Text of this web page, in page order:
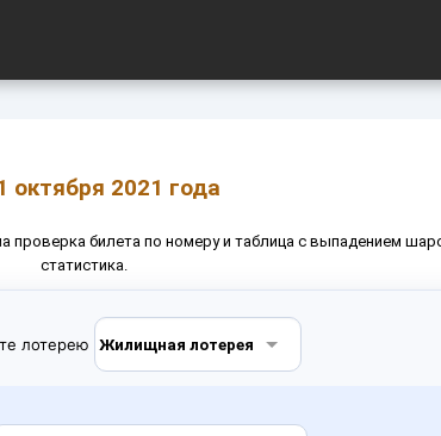
октября 2021 года
билета по номеру и таблица с выпадением
статистика.
лотерею